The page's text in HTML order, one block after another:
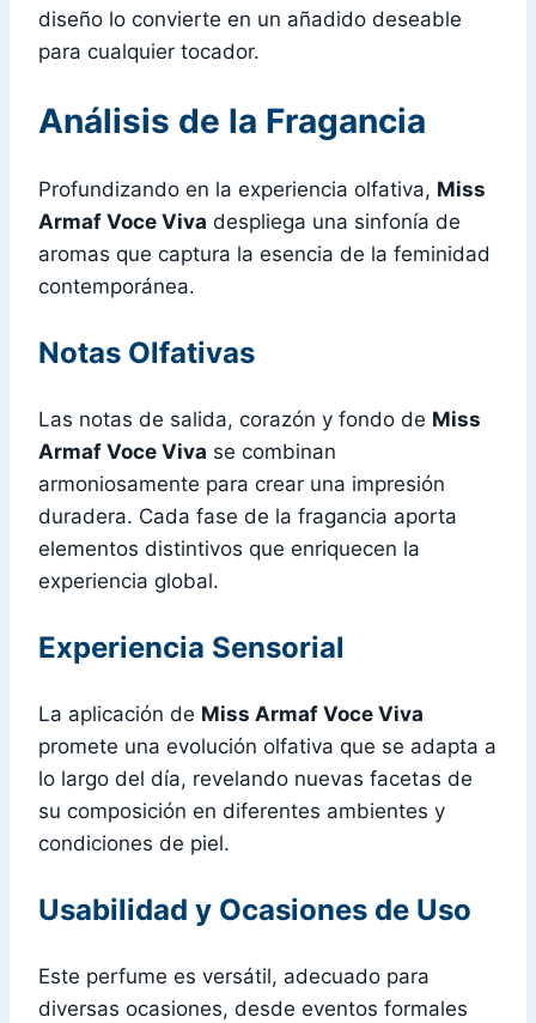
diseño lo convierte en un añadido deseable
para cualquier tocador.
Análisis de la Fragancia
Profundizando en la experiencia olfativa, Miss
Armaf Voce Viva despliega una sinfonía de
aromas que captura la esencia de la feminidad
contemporánea.
Notas Olfativas
Las notas de salida, corazón y fondo de Miss
Armaf Voce Viva se combinan
armoniosamente para crear una impresión
duradera. Cada fase de la fragancia aporta
elementos distintivos que enriquecen la
experiencia global.
Experiencia Sensorial
La aplicación de Miss Armaf Voce Viva
promete una evolución olfativa que se adapta a
lo largo del día, revelando nuevas facetas de
su composición en diferentes ambientes y
condiciones de piel.
Usabilidad y Ocasiones de Uso
Este perfume es versátil, adecuado para
diversas ocasiones, desde eventos formales